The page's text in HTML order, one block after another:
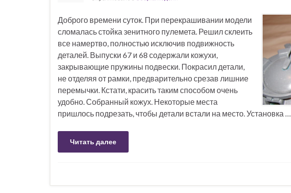
Доброго времени суток. При перекрашивании модели
сломалась стойка зенитного пулемета. Решил склеить
все намертво, полностью исключив подвижность
деталей. Выпуски 67 и 68 содержали кожухи,
закрывающие пружины подвески. Покрасил детали,
не отделяя от рамки, предварительно срезав лишние
перемычки. Кстати, красить таким способом очень
удобно. Собранный кожух. Некоторые места
пришлось подрезать, чтобы детали встали на место. Установка …
Читать далее